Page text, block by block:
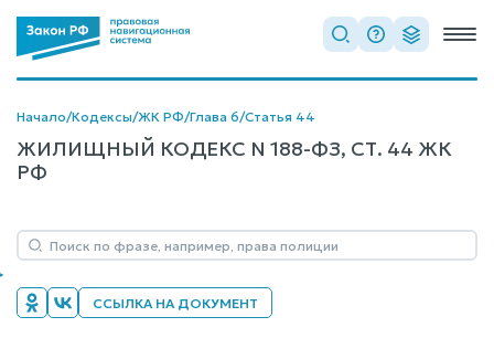
Начало/Кодексы/ЖК РФ/Глава 6/Статья 44
ЖИЛИЩНЫЙ КОДЕКС N 188-ФЗ, СТ. 44 ЖК
РФ
ССЫЛКА НА ДОКУМЕНТ